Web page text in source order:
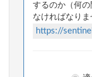
するのか（何
なければなりま
https://